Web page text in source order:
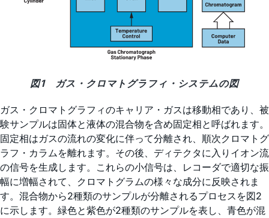
図1 ガス・クロマトグラフィ・システムの図
ガス・クロマトグラフィのキャリア・ガスは移動相であり、被
験サンプルは固体と液体の混合物を含め固定相と呼ばれます。
固定相はガスの流れの変化に伴って分離され、順次クロマトグ
ラフ・カラムを離れます。その後、ディテクタに入りイオン流
の信号を生成します。これらの小信号は、レコーダで適切な振
幅に増幅されて、クロマトグラムの様々な成分に反映されま
す。混合物から2種類のサンプルが分離されるプロセスを図2
に示します。緑色と紫色が2種類のサンプルを表し、青色が混